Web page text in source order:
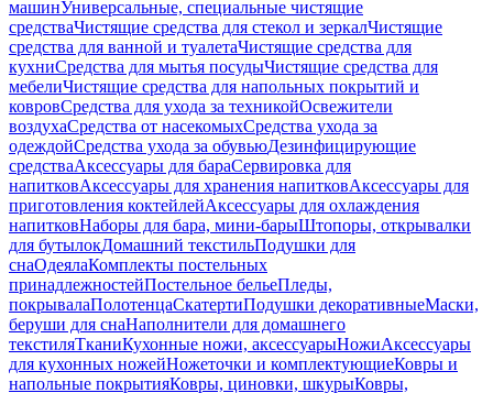
машинУниверсальные, специальные чистящие
средстваЧистящие средства для стекол и зеркалЧистящие
средства для ванной и туалетаЧистящие средства для
кухниСредства для мытья посудыЧистящие средства для
мебелиЧистящие средства для напольных покрытий и
ковровСредства для ухода за техникойОсвежители
воздухаСредства от насекомыхСредства ухода за
одеждойСредства ухода за обувьюДезинфицирующие
средстваАксессуары для бараСервировка для
напитковАксессуары для хранения напитковАксессуары для
приготовления коктейлейАксессуары для охлаждения
напитковНаборы для бара, мини-барыШтопоры, открывалки
для бутылокДомашний текстильПодушки для
снаОдеялаКомплекты постельных
принадлежностейПостельное бельеПледы,
покрывалаПолотенцаСкатертиПодушки декоративныеМаски,
беруши для снаНаполнители для домашнего
текстиляТканиКухонные ножи, аксессуарыНожиАксессуары
для кухонных ножейНожеточки и комплектующиеКовры и
напольные покрытияКовры, циновки, шкурыКовры,